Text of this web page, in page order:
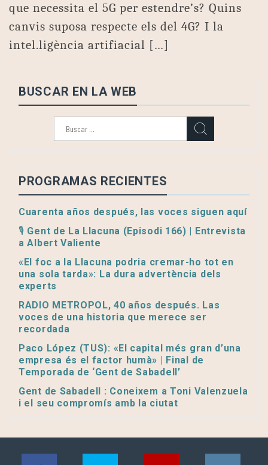
que necessita el 5G per estendre’s? Quins
canvis suposa respecte els del 4G? I la
intel.ligència artifiacial […]
BUSCAR EN LA WEB
PROGRAMAS RECIENTES
Cuarenta años después, las voces siguen aquí
🎙️ Gent de La Llacuna (Episodi 166) | Entrevista
a Albert Valiente
«El foc a la Llacuna podria cremar-ho tot en
una sola tarda»: La dura advertència dels
experts
RADIO METROPOL, 40 años después. Las
voces de una historia que merece ser
recordada
Paco López (TUS): «El capital més gran d’una
empresa és el factor humà» | Final de
Temporada de ‘Gent de Sabadell’
Gent de Sabadell : Coneixem a Toni Valenzuela
i el seu compromís amb la ciutat